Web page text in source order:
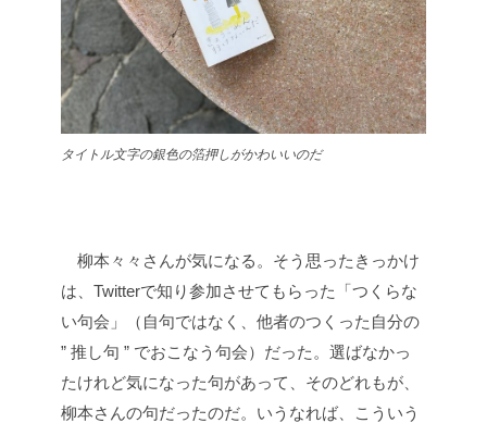
タイトル文字の銀色の箔押しがかわいいのだ
柳本々々さんが気になる。そう思ったきっかけ
は、Twitterで知り参加させてもらった「つくらな
い句会」（自句ではなく、他者のつくった自分の
” 推し句 ” でおこなう句会）だった。選ばなかっ
たけれど気になった句があって、そのどれもが、
柳本さんの句だったのだ。いうなれば、こういう